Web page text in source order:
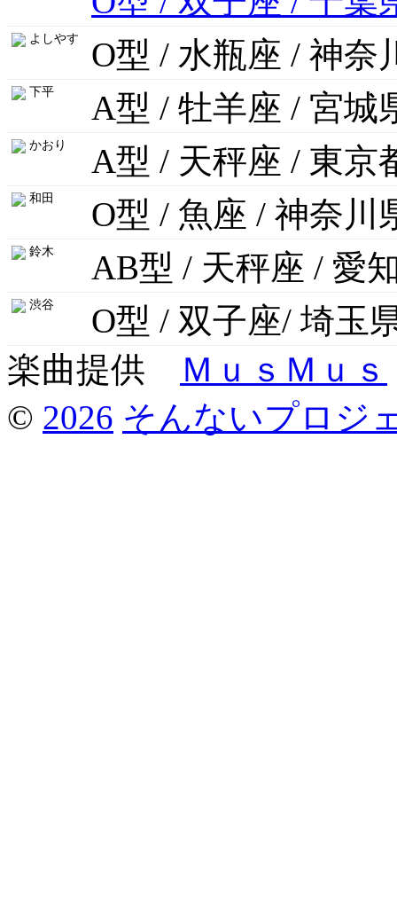
よしやす O型 / 水瓶座 / 神奈
下平 A型 / 牡羊座 / 宮城
かおり A型 / 天秤座 / 東京
和田 O型 / 魚座 / 神奈川
鈴木 AB型 / 天秤座 / 愛
渋谷
O型 / 双子座/ 埼玉
楽曲提供
ＭｕｓＭｕｓ
© 2026 そんないプロジ